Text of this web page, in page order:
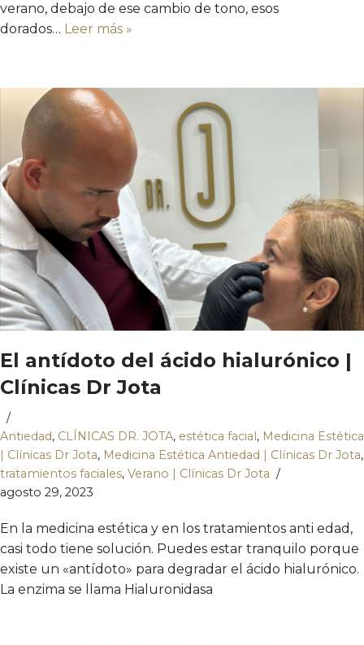
verano, debajo de ese cambio de tono, esos
dorados… Leer más »
El antídoto del ácido hialurónico |
Clínicas Dr Jota
Antiedad, CLÍNICAS DR. JOTA, estética facial, Medicina Estética
| Clínicas Dr Jota, Medicina Estética Antiedad | Clínicas Dr Jota,
tratamientos faciales, Verano | Clínicas Dr Jota
agosto 29, 2023
En la medicina estética y en los tratamientos anti edad,
casi todo tiene solución. Puedes estar tranquilo porque
existe un «antídoto» para degradar el ácido hialurónico.
La enzima se llama Hialuronidasa